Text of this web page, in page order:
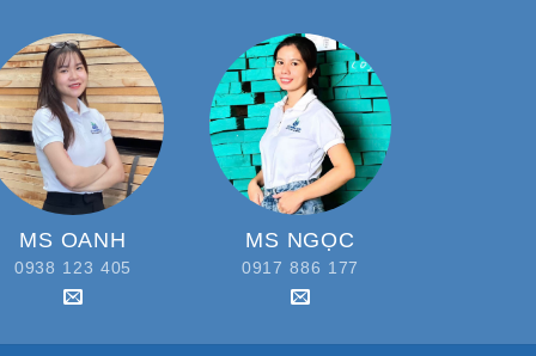
MS OANH
0938 123 405
MS NGỌC
0917 886 177